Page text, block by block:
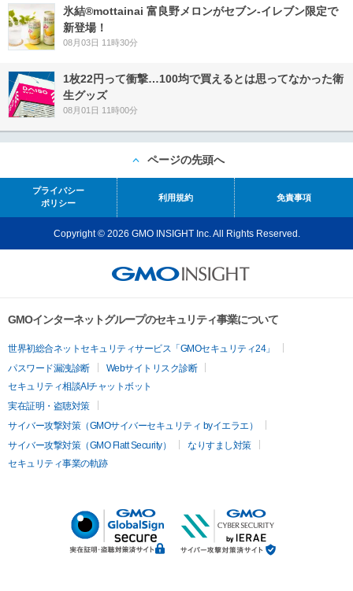
氷結®mottainai 富良野メロンがセブン‐イレブン限定で
新登場！
08月03日 11時30分
1枚22円って衝撃…100均で買えるとは思ってなかった衛
生グッズ
08月01日 11時00分
ページの先頭へ
プライバシー
ポリシー
利用規約 免責事項
Copyright © 2026 GMO INSIGHT Inc. All Rights Reserved.
GMOインターネットグループのセキュリティ事業について
世界初総合ネットセキュリティサービス「GMOセキュリティ24」
パスワード漏洩診断
Webサイトリスク診断
セキュリティ相談AIチャットボット
実在証明・盗聴対策
サイバー攻撃対策（GMOサイバーセキュリティ byイエラエ）
サイバー攻撃対策（GMO Flatt Security）
なりすまし対策
セキュリティ事業の軌跡